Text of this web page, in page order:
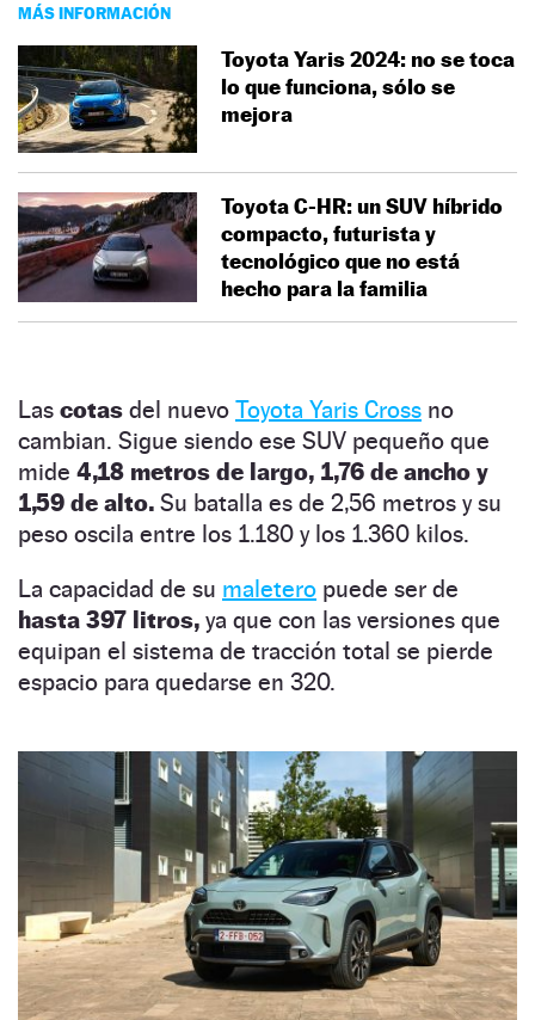
MÁS INFORMACIÓN
Toyota Yaris 2024: no se toca
lo que funciona, sólo se
mejora
Toyota C-HR: un SUV híbrido
compacto, futurista y
tecnológico que no está
hecho para la familia
Las cotas del nuevo Toyota Yaris Cross no
cambian. Sigue siendo ese SUV pequeño que
mide 4,18 metros de largo, 1,76 de ancho y
1,59 de alto. Su batalla es de 2,56 metros y su
peso oscila entre los 1.180 y los 1.360 kilos.
La capacidad de su maletero puede ser de
hasta 397 litros, ya que con las versiones que
equipan el sistema de tracción total se pierde
espacio para quedarse en 320.